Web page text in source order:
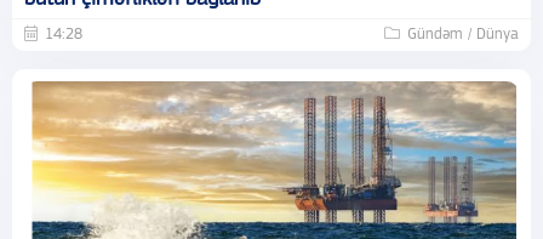
14:28 Gündəm / Dünya